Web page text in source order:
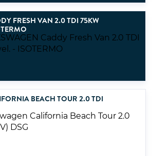
FRESH VAN 2.0 TDI 75KW
BEACH TOUR 2.0 TDI